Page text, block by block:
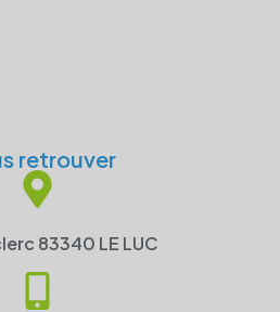
retrouver
83340 LE LUC